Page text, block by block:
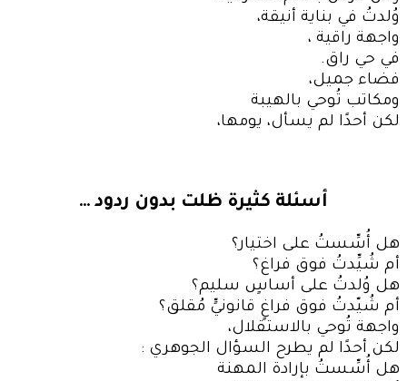
وُلدتُ في بناية أنيقة،
واجهة راقية ،
في حي راق.
فضاء جميل،
ومكاتب تُوحي بالهيبة
لكن أحدًا لم يسأل، يومها،
أسئلة كثيرة ظلت بدون ردود …
هل أُسِّستُ على اختيار؟
أم شُيِّدتُ فوق فراغ؟
هل وُلدتُ على أساسٍ سليم؟
أم شُيّدتُ فوق فراغٍ قانونيٍّ مُقلق؟
واجهة تُوحي بالاستقلال،
لكن أحدًا لم يطرح السؤال الجوهري :
هل أُسِّستُ بإرادة المهنة